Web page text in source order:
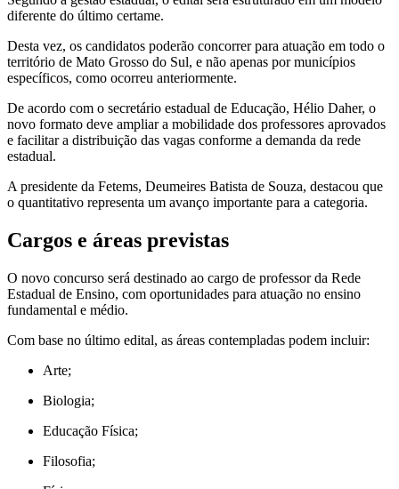
diferente do último certame.
Desta vez, os candidatos poderão concorrer para atuação em todo o
território de Mato Grosso do Sul, e não apenas por municípios
específicos, como ocorreu anteriormente.
De acordo com o secretário estadual de Educação, Hélio Daher, o
novo formato deve ampliar a mobilidade dos professores aprovados
e facilitar a distribuição das vagas conforme a demanda da rede
estadual.
A presidente da Fetems, Deumeires Batista de Souza, destacou que
o quantitativo representa um avanço importante para a categoria.
Cargos e áreas previstas
O novo concurso será destinado ao cargo de professor da Rede
Estadual de Ensino, com oportunidades para atuação no ensino
fundamental e médio.
Com base no último edital, as áreas contempladas podem incluir:
Arte;
Biologia;
Educação Física;
Filosofia;